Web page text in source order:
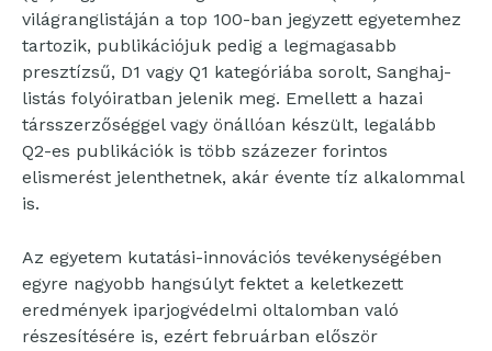
világranglistáján a top 100-ban jegyzett egyetemhez
tartozik, publikációjuk pedig a legmagasabb
presztízsű, D1 vagy Q1 kategóriába sorolt, Sanghaj-
listás folyóiratban jelenik meg. Emellett a hazai
társszerzőséggel vagy önállóan készült, legalább
Q2-es publikációk is több százezer forintos
elismerést jelenthetnek, akár évente tíz alkalommal
is.
Az egyetem kutatási-innovációs tevékenységében
egyre nagyobb hangsúlyt fektet a keletkezett
eredmények iparjogvédelmi oltalomban való
részesítésére is, ezért februárban először